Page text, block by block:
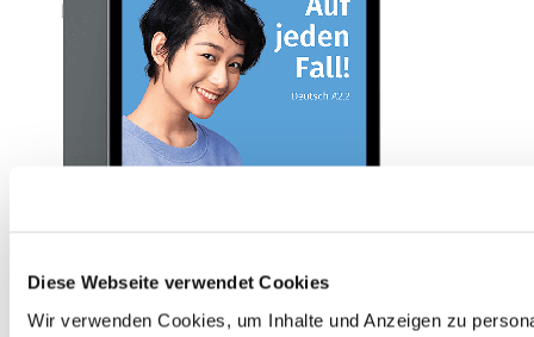
Diese Webseite verwendet Cookies
Wir verwenden Cookies, um Inhalte und Anzeigen zu